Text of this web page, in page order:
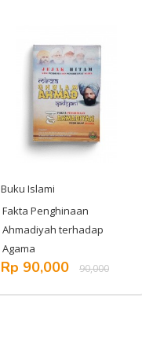
Buku Islami
Fakta Penghinaan
Ahmadiyah terhadap
Agama
Rp 90,000 90,000